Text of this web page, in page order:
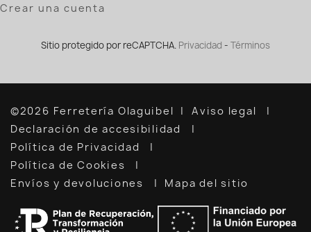
Crear una cuenta
Sitio protegido por reCAPTCHA. Privacidad - Términos
©2026 Ferretería Olaguibel
Aviso legal
Declaración de accesibilidad
Política de Privacidad
Política de Cookies
Envíos y devoluciones
Mapa del sitio